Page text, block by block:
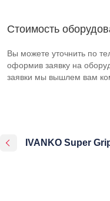
Стоимость
Вы можете уточнить по
оформив заявку на
заявки мы вышлем вам
IVANKO Super